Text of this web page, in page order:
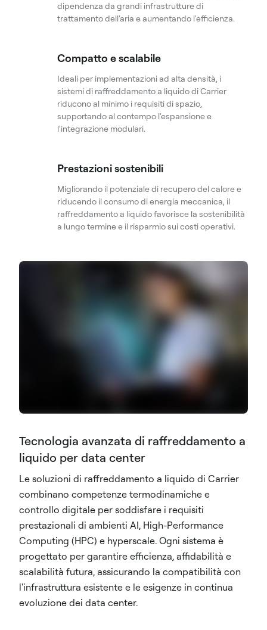
dipendenza da grandi infrastrutture di
trattamento dell'aria e aumentando l'efficienza.
Compatto e scalabile
Ideali per implementazioni ad alta densità, i
sistemi di raffreddamento a liquido di Carrier
riducono al minimo i requisiti di spazio,
supportando al contempo l'espansione e
l'integrazione modulari.
Prestazioni sostenibili
Migliorando il potenziale di recupero del calore e
riducendo il consumo di energia meccanica, il
raffreddamento a liquido favorisce la sostenibilità
a lungo termine e il risparmio sui costi operativi.
Tecnologia avanzata di raffreddamento a
liquido per data center
Le soluzioni di raffreddamento a liquido di Carrier
combinano competenze termodinamiche e
controllo digitale per soddisfare i requisiti
prestazionali di ambienti AI, High-Performance
Computing (HPC) e hyperscale. Ogni sistema è
progettato per garantire efficienza, affidabilità e
scalabilità futura, assicurando la compatibilità con
l'infrastruttura esistente e le esigenze in continua
evoluzione dei data center.